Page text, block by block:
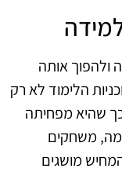
ולהפוך אותה
הלימוד לא רק
שהיא מפחיתה
משחקים
מושגים